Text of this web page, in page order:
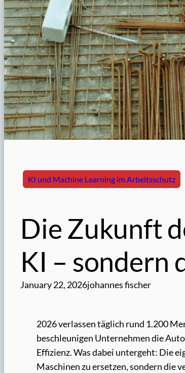
KI und Machine Learning im Arbeitsschutz
Die Zukunft
KI – sondern
January 22, 2026johannes fischer
2026 verlassen täglich rund 1.200
beschleunigen Unternehmen die
Effizienz. Was dabei untergeht: Die
Maschinen zu ersetzen, sondern die